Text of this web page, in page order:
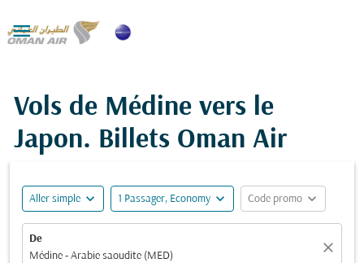

Vols de Médine vers le
Japon. Billets Oman Air
Aller simple expand_more 1 Passager, Economy expand_more Code promo expand_more
De
Médine - Arabie saoudite (MED)
close